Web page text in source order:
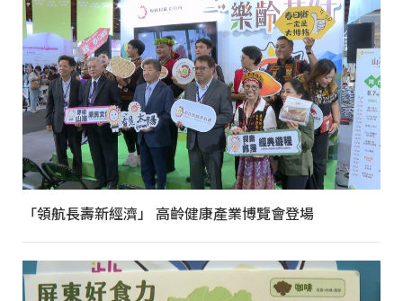
「領航長壽新經濟」 高齡健康產業博覽會登場